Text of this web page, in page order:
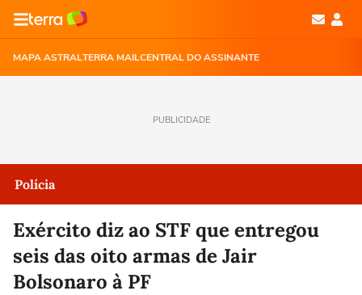
MAPA ASTRALTERRA MAILCENTRAL DO ASSINANTE
PUBLICIDADE
Polícia
Exército diz ao STF que entregou
seis das oito armas de Jair
Bolsonaro à PF